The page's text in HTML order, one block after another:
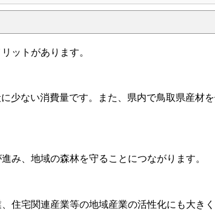
ットがあります。
少ない消費量です。また、県内で鳥取県産材
み、地域の森林を守ることにつながります。
住宅関連産業等の地域産業の活性化にも大きく